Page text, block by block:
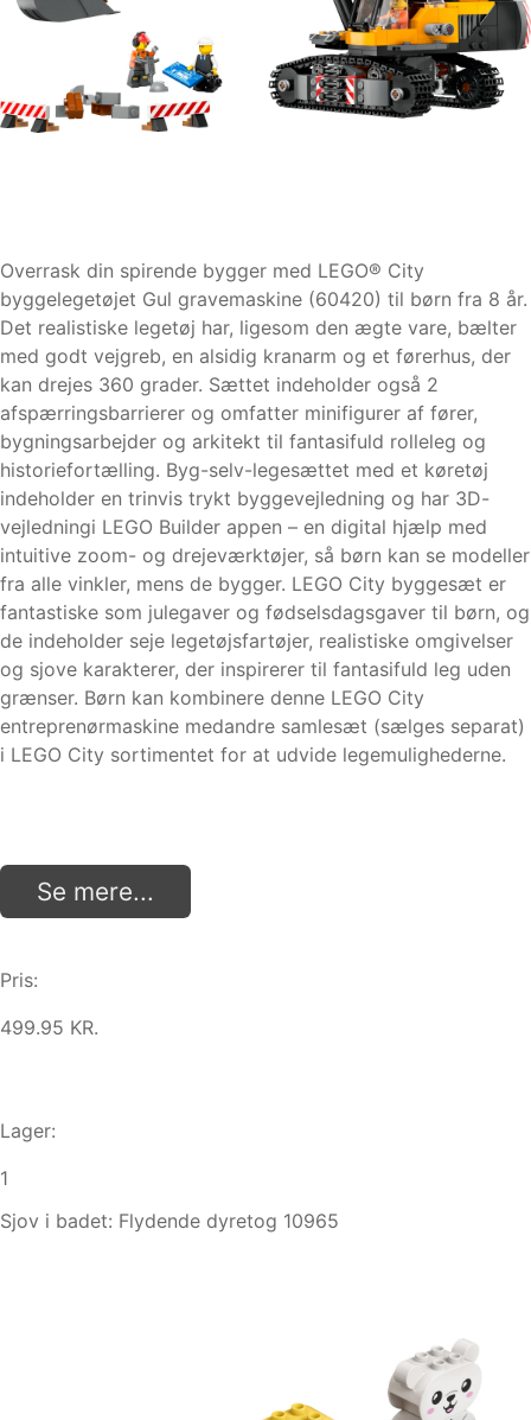
Overrask din spirende bygger med LEGO® City
byggelegetøjet Gul gravemaskine (60420) til børn fra 8 år.
Det realistiske legetøj har, ligesom den ægte vare, bælter
med godt vejgreb, en alsidig kranarm og et førerhus, der
kan drejes 360 grader. Sættet indeholder også 2
afspærringsbarrierer og omfatter minifigurer af fører,
bygningsarbejder og arkitekt til fantasifuld rolleleg og
historiefortælling. Byg-selv-legesættet med et køretøj
indeholder en trinvis trykt byggevejledning og har 3D-
vejledningi LEGO Builder appen – en digital hjælp med
intuitive zoom- og drejeværktøjer, så børn kan se modeller
fra alle vinkler, mens de bygger. LEGO City byggesæt er
fantastiske som julegaver og fødselsdagsgaver til børn, og
de indeholder seje legetøjsfartøjer, realistiske omgivelser
og sjove karakterer, der inspirerer til fantasifuld leg uden
grænser. Børn kan kombinere denne LEGO City
entreprenørmaskine medandre samlesæt (sælges separat)
i LEGO City sortimentet for at udvide legemulighederne.
Se mere...
Pris:
499.95 KR.
Lager:
1
Sjov i badet: Flydende dyretog 10965